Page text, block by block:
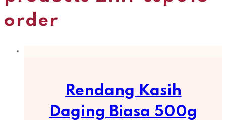
order
Rendang Kasih
Daging Biasa 500g